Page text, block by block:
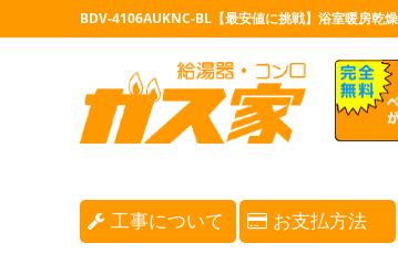
BDV-4106AUKNC-BL【最安値に挑戦】浴室暖房乾
工事について お支払方法